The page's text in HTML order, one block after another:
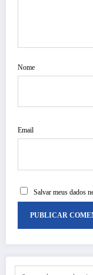
Nome
Email
Salvar meus dados